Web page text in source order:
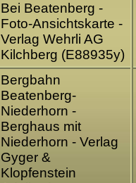
Bei Beatenberg -
Foto-Ansichtskarte -
Verlag Wehrli AG
Kilchberg (E88935y)
Bergbahn
Beatenberg-
Niederhorn -
Berghaus mit
Niederhorn - Verlag
Gyger &
Klopfenstein